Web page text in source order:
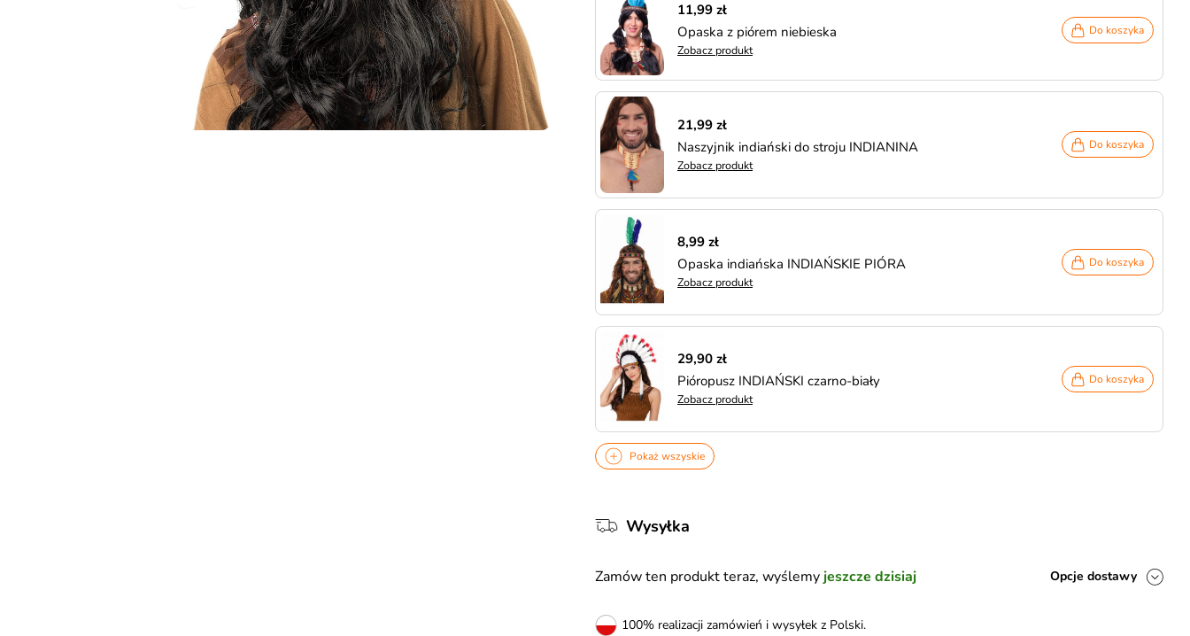
11,99 zł
Opaska z piórem niebieska
Zobacz produkt
Do koszyka
21,99 zł
Naszyjnik indiański do stroju INDIANINA
Zobacz produkt
Do koszyka
8,99 zł
Opaska indiańska INDIAŃSKIE PIÓRA
Zobacz produkt
Do koszyka
29,90 zł
Pióropusz INDIAŃSKI czarno-biały
Zobacz produkt
Do koszyka
Pokaż wszyskie
Wysyłka
Zamów ten produkt teraz, wyślemy jeszcze dzisiaj Opcje dostawy
100% realizacji zamówień i wysyłek z Polski.